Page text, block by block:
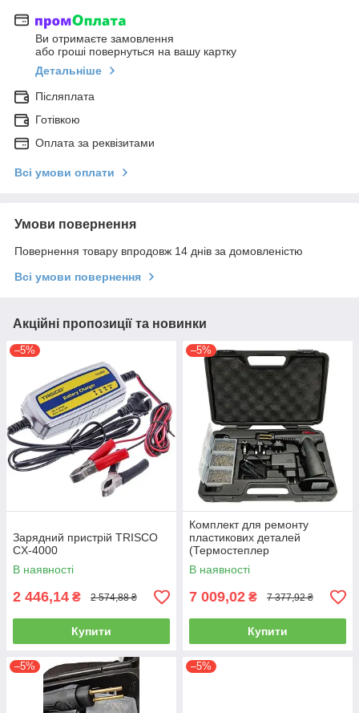
Ви отримаєте замовлення
або гроші повернуться на вашу картку
Детальніше
Післяплата
Готівкою
Оплата за реквізитами
Всі умови оплати
Умови повернення
Повернення товару впродовж 14 днів за домовленістю
Всі умови повернення
Акційні пропозиції та новинки
–5%
Зарядний пристрій TRISCO
CX-4000
В наявності
2 446,14 ₴ 2 574,88 ₴
Купити
–5%
Комплект для ремонту
пластикових деталей
(Термостеплер
акумуляторний) TRISCO
WSC-301
В наявності
7 009,02 ₴ 7 377,92 ₴
Купити
–5% –5%